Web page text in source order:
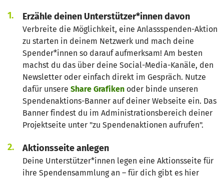
Erzähle deinen Unterstützer*innen davon
Verbreite die Möglichkeit, eine Anlassspenden-Aktion
zu starten in deinem Netzwerk und mach deine
Spender*innen so darauf aufmerksam! Am besten
machst du das über deine Social-Media-Kanäle, den
Newsletter oder einfach direkt im Gespräch. Nutze
dafür unsere Share Grafiken oder binde unseren
Spendenaktions-Banner auf deiner Webseite ein. Das
Banner findest du im Administrationsbereich deiner
Projektseite unter "zu Spendenaktionen aufrufen".
Aktionsseite anlegen
Deine Unterstützer*innen legen eine Aktionsseite für
ihre Spendensammlung an – für dich gibt es hier